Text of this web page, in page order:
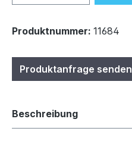
Produktnummer: 11684
Produktanfrage senden
Beschreibung